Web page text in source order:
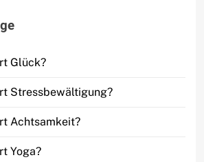
Glück?
Stressbewältigung?
Achtsamkeit?
Yoga?